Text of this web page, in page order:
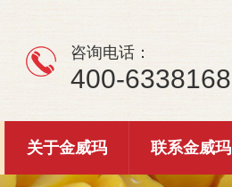
咨询电话：
400-6338168
关于金威玛 联系金威玛